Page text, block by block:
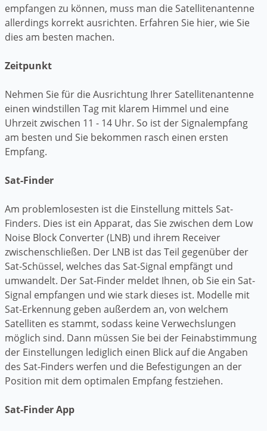
empfangen zu können, muss man die Satellitenantenne
allerdings korrekt ausrichten. Erfahren Sie hier, wie Sie
dies am besten machen.
Zeitpunkt
Nehmen Sie für die Ausrichtung Ihrer Satellitenantenne
einen windstillen Tag mit klarem Himmel und eine
Uhrzeit zwischen 11 - 14 Uhr. So ist der Signalempfang
am besten und Sie bekommen rasch einen ersten
Empfang.
Sat-Finder
Am problemlosesten ist die Einstellung mittels Sat-
Finders. Dies ist ein Apparat, das Sie zwischen dem Low
Noise Block Converter (LNB) und ihrem Receiver
zwischenschließen. Der LNB ist das Teil gegenüber der
Sat-Schüssel, welches das Sat-Signal empfängt und
umwandelt. Der Sat-Finder meldet Ihnen, ob Sie ein Sat-
Signal empfangen und wie stark dieses ist. Modelle mit
Sat-Erkennung geben außerdem an, von welchem
Satelliten es stammt, sodass keine Verwechslungen
möglich sind. Dann müssen Sie bei der Feinabstimmung
der Einstellungen lediglich einen Blick auf die Angaben
des Sat-Finders werfen und die Befestigungen an der
Position mit dem optimalen Empfang festziehen.
Sat-Finder App